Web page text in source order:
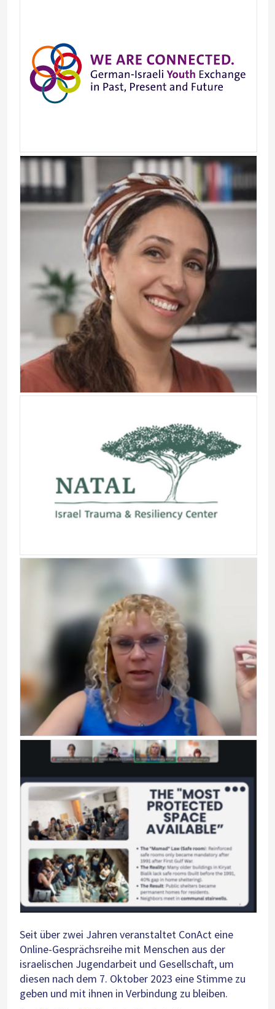
Seit über zwei Jahren veranstaltet ConAct eine
Online-Gesprächsreihe mit Menschen aus der
israelischen Jugendarbeit und Gesellschaft, um
diesen nach dem 7. Oktober 2023 eine Stimme zu
geben und mit ihnen in Verbindung zu bleiben.